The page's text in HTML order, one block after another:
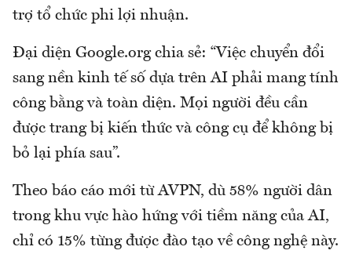
trợ tổ chức phi lợi nhuận.
Đại diện Google.org chia sẻ: “Việc chuyển đổi
sang nền kinh tế số dựa trên AI phải mang tính
công bằng và toàn diện. Mọi người đều cần
được trang bị kiến thức và công cụ để không bị
bỏ lại phía sau”.
Theo báo cáo mới từ AVPN, dù 58% người dân
trong khu vực hào hứng với tiềm năng của AI,
chỉ có 15% từng được đào tạo về công nghệ này.